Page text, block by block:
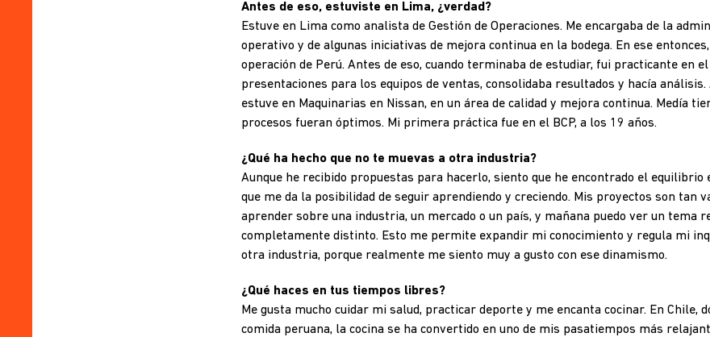
Antes de eso, estuviste en Lima, ¿verdad?
Estuve en Lima como analista de Gestión de Operaciones. Me encargaba de la
operativo y de algunas iniciativas de mejora continua en la bodega. En ese
operación de Perú. Antes de eso, cuando terminaba de estudiar, fui practicante en
presentaciones para los equipos de ventas, consolidaba resultados y hacía
estuve en Maquinarias en Nissan, en un área de calidad y mejora continua. Medía
procesos fueran óptimos. Mi primera práctica fue en el BCP, a los 19 años.
¿Qué ha hecho que no te muevas a otra industria?
Aunque he recibido propuestas para hacerlo, siento que he encontrado el equilibrio
que me da la posibilidad de seguir aprendiendo y creciendo. Mis proyectos son tan
aprender sobre una industria, un mercado o un país, y mañana puedo ver un tema
completamente distinto. Esto me permite expandir mi conocimiento y regula mi
otra industria, porque realmente me siento muy a gusto con ese dinamismo.
¿Qué haces en tus tiempos libres?
Me gusta mucho cuidar mi salud, practicar deporte y me encanta cocinar. En Chile,
comida peruana, la cocina se ha convertido en uno de mis pasatiempos más